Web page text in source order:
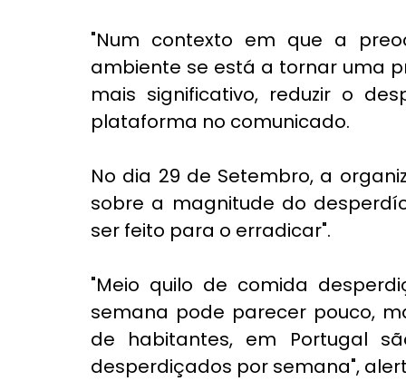
"Num contexto em que a
ambiente se está a tornar uma
mais significativo, reduzir o
plataforma no comunicado.
No dia 29 de Setembro, a
sobre a magnitude do
ser feito para o erradicar".
"Meio quilo de comida
semana pode parecer pouco,
de habitantes, em Portugal
desperdiçados por semana",